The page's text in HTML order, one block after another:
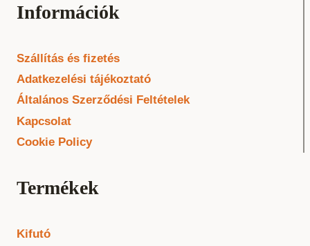
Információk
Szállítás és fizetés
Adatkezelési tájékoztató
Általános Szerződési Feltételek
Kapcsolat
Cookie Policy
Termékek
Kifutó